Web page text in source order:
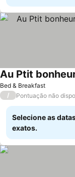
Bed & Breakfast
/ Pontuação não
Selecione as
exatos.